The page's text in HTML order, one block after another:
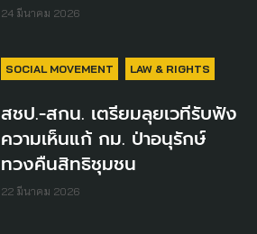
24 มีนาคม 2026
SOCIAL MOVEMENT LAW & RIGHTS
สชป.-สกน. เตรียมลุยเวทีรับฟัง
ความเห็นแก้ กม. ป่าอนุรักษ์
ทวงคืนสิทธิชุมชน
22 มีนาคม 2026